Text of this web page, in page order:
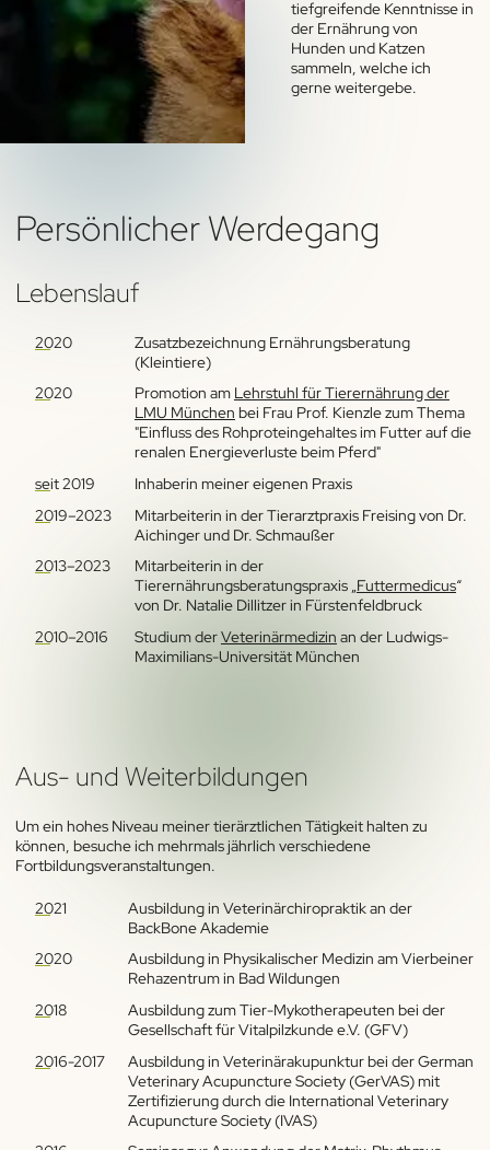
tiefgreifende Kenntnisse in
der Ernährung von
Hunden und Katzen
sammeln, welche ich
gerne weitergebe.
Persönlicher Werdegang
Lebenslauf
2020
Zusatzbezeichnung Ernährungsberatung
(Kleintiere)
2020
Promotion am Lehrstuhl für Tierernährung der
LMU München bei Frau Prof. Kienzle zum Thema
"Einfluss des Rohproteingehaltes im Futter auf die
renalen Energieverluste beim Pferd"
seit 2019
Inhaberin meiner eigenen Praxis
2019–2023
Mitarbeiterin in der Tierarztpraxis Freising von Dr.
Aichinger und Dr. Schmaußer
2013–2023
Mitarbeiterin in der
Tierernährungsberatungspraxis „Futtermedicus“
von Dr. Natalie Dillitzer in Fürstenfeldbruck
2010–2016
Studium derVeterinärmedizin an der Ludwigs-
Maximilians-Universität München
Aus- und Weiterbildungen
Um ein hohes Niveau meiner tierärztlichen Tätigkeit halten zu
können, besuche ich mehrmals jährlich verschiedene
Fortbildungsveranstaltungen.
2021
Ausbildung in Veterinärchiropraktik an der
BackBone Akademie
2020
Ausbildung in Physikalischer Medizin am Vierbeiner
Rehazentrum in Bad Wildungen
2018
Ausbildung zum Tier-Mykotherapeuten bei der
Gesellschaft für Vitalpilzkunde e.V. (GFV)
2016-2017
Ausbildung in Veterinärakupunktur bei der German
Veterinary Acupuncture Society (GerVAS) mit
Zertifizierung durch die International Veterinary
Acupuncture Society (IVAS)